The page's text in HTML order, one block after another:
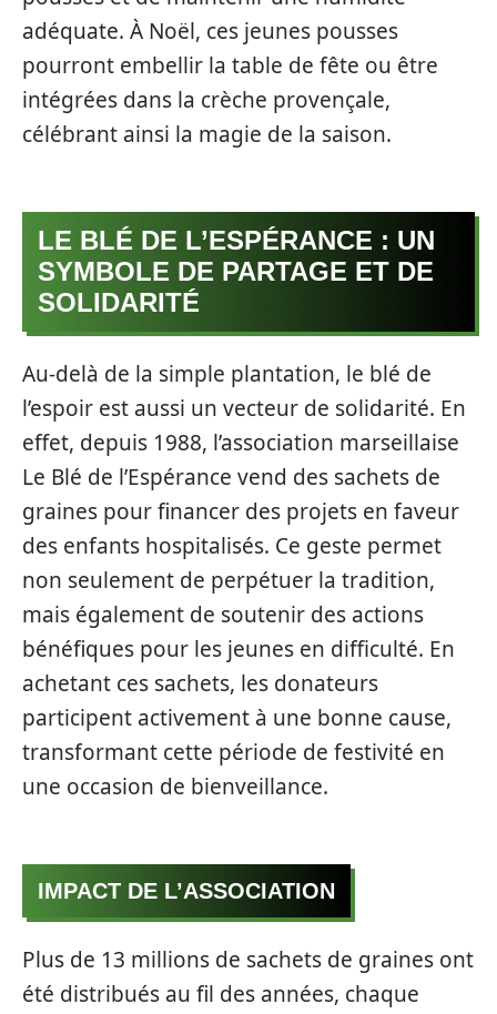
adéquate. À Noël, ces jeunes pousses
pourront embellir la table de fête ou être
intégrées dans la crèche provençale,
célébrant ainsi la magie de la saison.
LE BLÉ DE L’ESPÉRANCE : UN
SYMBOLE DE PARTAGE ET DE
SOLIDARITÉ
Au-delà de la simple plantation, le blé de
l’espoir est aussi un vecteur de solidarité. En
effet, depuis 1988, l’association marseillaise
Le Blé de l’Espérance vend des sachets de
graines pour financer des projets en faveur
des enfants hospitalisés. Ce geste permet
non seulement de perpétuer la tradition,
mais également de soutenir des actions
bénéfiques pour les jeunes en difficulté. En
achetant ces sachets, les donateurs
participent activement à une bonne cause,
transformant cette période de festivité en
une occasion de bienveillance.
IMPACT DE L’ASSOCIATION
Plus de 13 millions de sachets de graines ont
été distribués au fil des années, chaque